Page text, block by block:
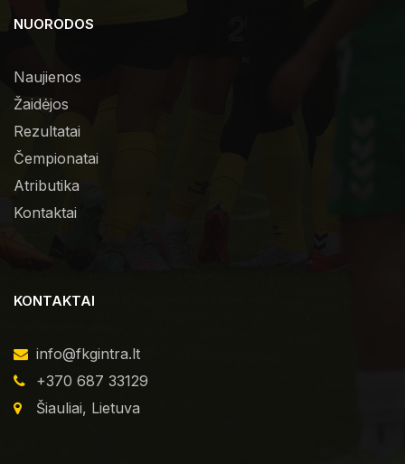
NUORODOS
Naujienos
Žaidėjos
Rezultatai
Čempionatai
Atributika
Kontaktai
KONTAKTAI
info@fkgintra.lt
+370 687 33129
Šiauliai, Lietuva